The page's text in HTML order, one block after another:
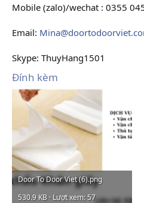
Mobile (zalo)/wechat : 0355
Email:
Skype: ThuyHang1501
Đính kèm
Door To Door Viet (6).png
530.9 KB · Lượt xem: 57